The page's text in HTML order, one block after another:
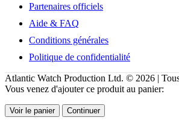
Partenaires officiels
Aide & FAQ
Conditions générales
Politique de confidentialité
Atlantic Watch Production Ltd. © 2026 |
Vous venez d'ajouter ce produit au panier:
Voir le panier Continuer